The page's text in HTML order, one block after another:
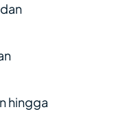
hingga